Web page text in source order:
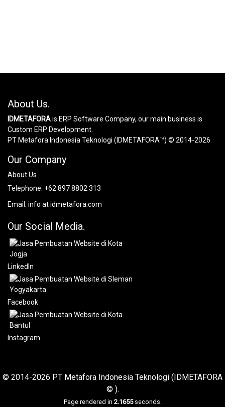
About Us.
IDMETAFORAis ERP Software Company, our main business is
Custom ERP Development.
PT Metafora Indonesia Teknologi (IDMETAFORA™) © 2014-2026
Our Company
About Us
Telephone: +62 897 8802 313
Email: info at idmetafora.com
Our Social Media.
LinkedIn
Facebook
Instagram
© 2014-2026 PT Metafora Indonesia Teknologi (IDMETAFORA
© ).
Page rendered in 2.1655seconds.